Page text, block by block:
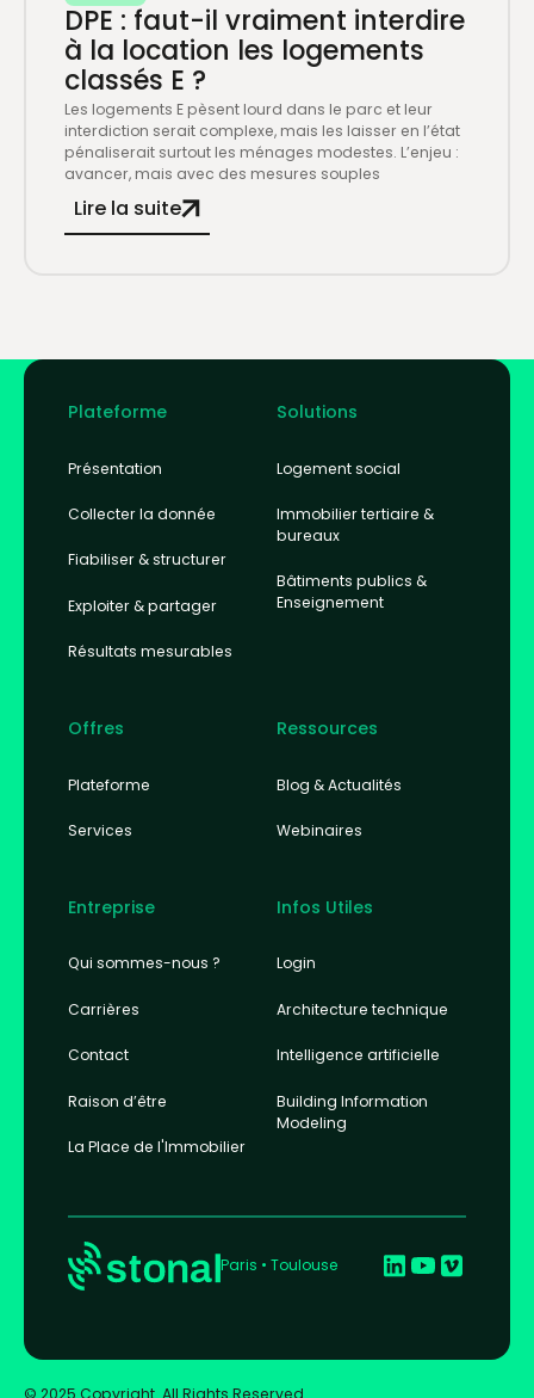
DPE : faut-il vraiment interdire
à la location les logements
classés E ?
Les logements E pèsent lourd dans le parc et leur
interdiction serait complexe, mais les laisser en l’état
pénaliserait surtout les ménages modestes. L’enjeu :
avancer, mais avec des mesures souples
Lire la suite
Footer
Plateforme
Présentation
Collecter la donnée
Fiabiliser & structurer
Exploiter & partager
Résultats mesurables
Solutions
Logement social
Immobilier tertiaire &
bureaux
Bâtiments publics &
Enseignement
Offres
Plateforme
Services
Ressources
Blog & Actualités
Webinaires
Entreprise
Qui sommes-nous ?
Carrières
Contact
Raison d’être
La Place de l'Immobilier
Infos Utiles
Login
Architecture technique
Intelligence artificielle
Building Information
Modeling
Paris • Toulouse